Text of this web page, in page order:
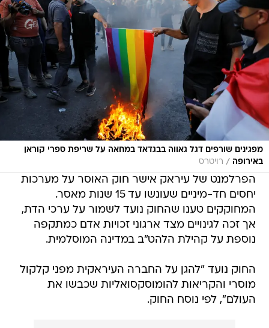
מפגינים שורפים דגל גאווה בבגדאד במחאה על שריפת ספרי קוראן
באירופה / רויטרס
הפרלמנט של עיראק אישר חוק האוסר על מערכות
יחסים חד-מיניים שעונשו עד 15 שנות מאסר.
המחוקקים טענו שהחוק נועד לשמור על ערכי הדת,
אך זכה לגינויים מצד ארגוני זכויות אדם כמתקפה
נוספת על קהילת הלהט"ב במדינה המוסלמית.
החוק נועד "להגן על החברה העיראקית מפני קלקול
מוסרי והקריאות להומוסקסואליות שכבשו את
העולם", לפי נוסח החוק.